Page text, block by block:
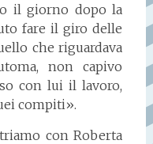
il giorno dopo la
fare il giro delle
che riguardava
non capivo
con lui il lavoro,
compiti».
con Roberta